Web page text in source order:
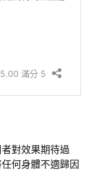
對效果期待過
何身體不適歸因